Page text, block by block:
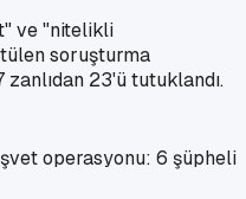
ve "nitelikli
soruşturma
zanlıdan 23'ü tutuklandı.